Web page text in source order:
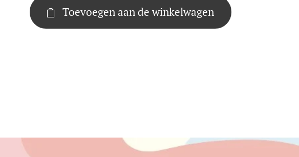
Toevoegen aan de winkelwagen